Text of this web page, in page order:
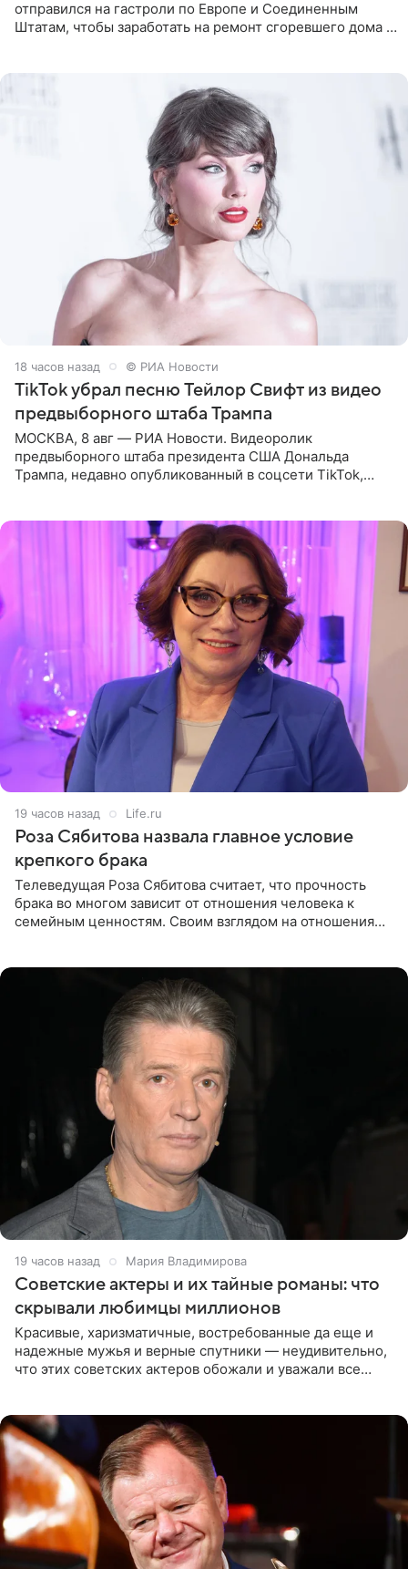
отправился на гастроли по Европе и Соединенным
Штатам, чтобы заработать на ремонт сгоревшего дома в
18 часов назад © РИА Новости
TikTok убрал песню Тейлор Свифт из видео
предвыборного штаба Трампа
МОСКВА, 8 авг — РИА Новости. Видеоролик
предвыборного штаба президента США Дональда
Трампа, недавно опубликованный в соцсети TikTok,
19 часов назад Life.ru
Роза Сябитова назвала главное условие
крепкого брака
Телеведущая Роза Сябитова считает, что прочность
брака во многом зависит от отношения человека к
семейным ценностям. Своим взглядом на отношения
19 часов назад Мария Владимирова
Советские актеры и их тайные романы: что
скрывали любимцы миллионов
Красивые, харизматичные, востребованные да еще и
надежные мужья и верные спутники — неудивительно,
что этих советских актеров обожали и уважали все